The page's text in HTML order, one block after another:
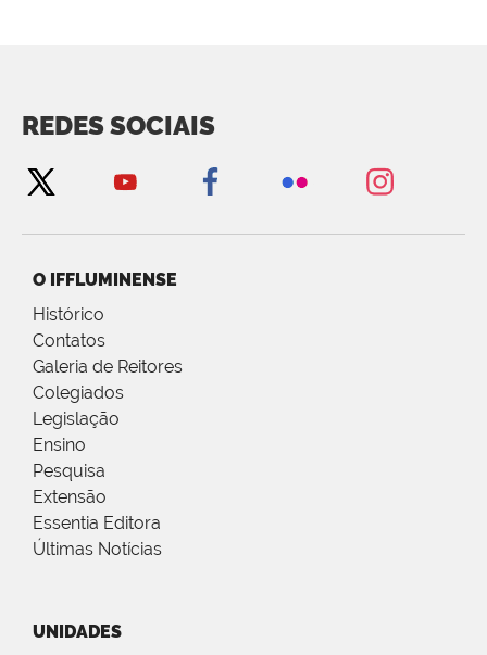
REDES SOCIAIS
O IFFLUMINENSE
Histórico
Contatos
Galeria de Reitores
Colegiados
Legislação
Ensino
Pesquisa
Extensão
Essentia Editora
Últimas Notícias
UNIDADES